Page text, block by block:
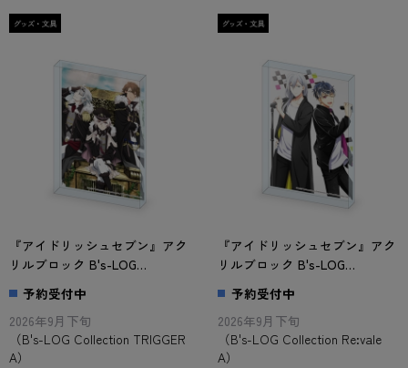
『アイドリッシュセブン』アク
リルブロック B's-LOG
Collection TRIGGER A
予約受付中
2026年9月下旬
（B's-LOG Collection TRIGGER
A）
『アイドリッシュセブン』アク
リルブロック B's-LOG
Collection Re:vale A
予約受付中
2026年9月下旬
（B's-LOG Collection Re:vale
A）